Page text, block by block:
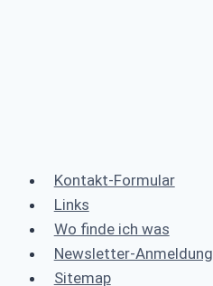
Kontakt-Formular
Links
Wo finde ich was
Newsletter-Anmeldung
Sitemap